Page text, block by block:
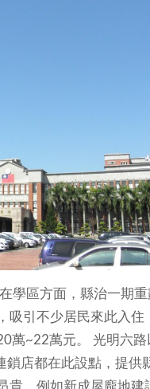
學區方面，縣治一期
吸引不少居民來此入
萬~22萬元。 光明六
店都在此設點，提供
貴，例如新成屋龐地建